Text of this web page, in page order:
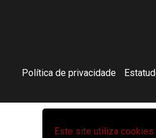
Este site utiliza cookies
Política de privacidade